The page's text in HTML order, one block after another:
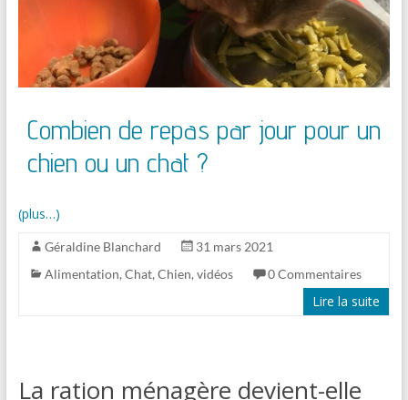
Combien de repas par jour pour un
chien ou un chat ?
(plus…)
Géraldine Blanchard
31 mars 2021
Alimentation, Chat, Chien, vidéos 0 Commentaires
Lire la suite
La ration ménagère devient-elle